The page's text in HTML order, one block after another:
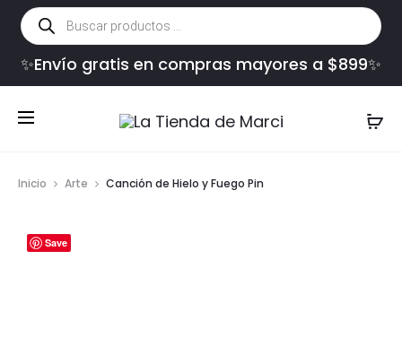
Búsqueda
de
productos
✨Envío gratis en compras mayores a $899✨
Inicio Arte Canción de Hielo y Fuego Pin
Save